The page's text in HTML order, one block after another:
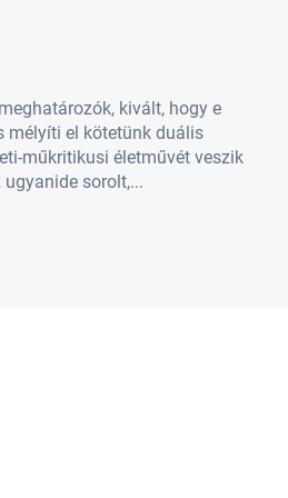
kivált, hogy e
mélyíti el kötetünk duális
műkritikusi életművét veszik
sorolt,...